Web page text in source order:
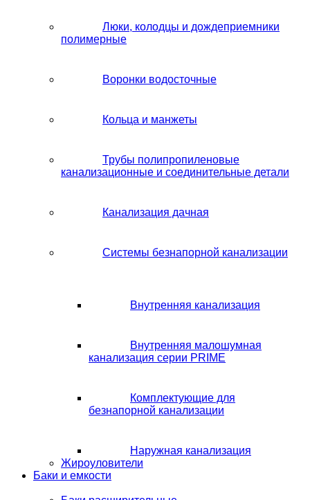
Люки, колодцы и дождеприемники
полимерные
Воронки водосточные
Кольца и манжеты
Трубы полипропиленовые
канализационные и соединительные детали
Канализация дачная
Системы безнапорной канализации
Внутренняя канализация
Внутренняя малошумная
канализация серии PRIME
Комплектующие для
безнапорной канализации
Наружная канализация
Жироуловители
Баки и емкости